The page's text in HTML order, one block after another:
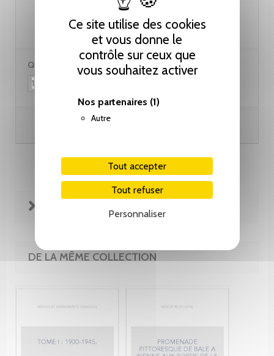
Ce site utilise des cookies
et vous donne le
contrôle sur ceux que
vous souhaitez activer
Nos partenaires (1)
Autre
Tout accepter
Tout refuser
Personnaliser
30.00 CHF
Quantité :
DE LA MÊME COLLECTION